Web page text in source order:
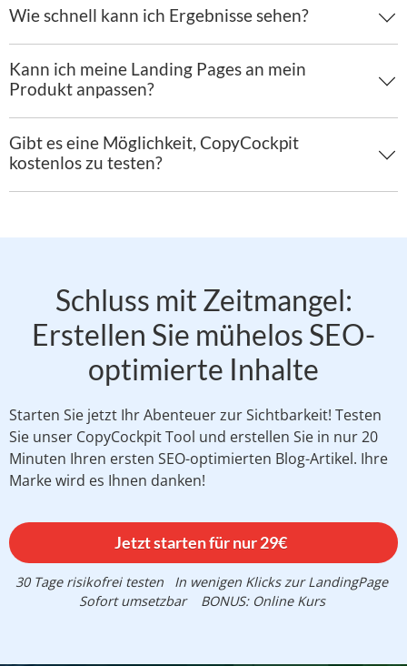
Onlineshop Beschreibungen
Storytelling
Suchmaschinenoptimierung
Video-Marketing
Und noch viele weitere
Unbegrenzt Bilder generieren
Erstklassiger Support
3x Wöchentliche LIVE Fragen&Antworten
Webinare
Jederzeit kündbar
Wie schnell kann ich Ergebnisse sehen?
Kann ich meine Landing Pages an mein
Produkt anpassen?
Gibt es eine Möglichkeit, CopyCockpit
kostenlos zu testen?
Schluss mit Zeitmangel:
Erstellen Sie mühelos SEO-
optimierte Inhalte
Starten Sie jetzt Ihr Abenteuer zur Sichtbarkeit! Testen
Sie unser CopyCockpit Tool und erstellen Sie in nur 20
Minuten Ihren ersten SEO-optimierten Blog-Artikel. Ihre
Marke wird es Ihnen danken!
Jetzt starten für nur 29€
30 Tage risikofrei testen In wenigen Klicks zur LandingPage
Sofort umsetzbar
BONUS: Online Kurs